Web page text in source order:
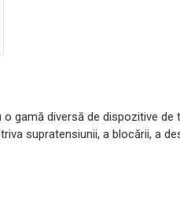
diversă de dispozitive de
supratensiunii, a blocării, a